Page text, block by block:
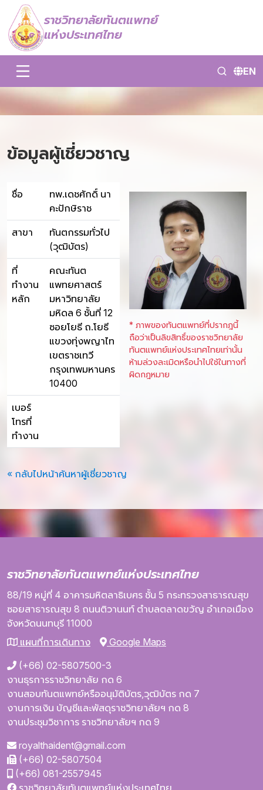
ราชวิทยาลัยทันตแพทย์
แห่งประเทศไทย
EN
ข้อมูลผู้เชี่ยวชาญ
ชื่อ
ทพ.เดชศักดิ์ นา
คะปักษิราช
สาขา
ทันตกรรมทั่วไป
(วุฒิบัตร)
ที่
ทำงาน
หลัก
คณะทันต
แพทยศาสตร์
มหาวิทยาลัย
มหิดล 6 ชั้นที่ 12
ซอยโยธี ถ.โยธี
แขวงทุ่งพญาไท
เขตราชเทวี
กรุงเทพมหานคร
10400
เบอร์
โทรที่
ทำงาน
* ภาพของทันตแพทย์ที่ปรากฎนี้
ถือว่าเป็นลิขสิทธิ์ของราชวิทยาลัย
ทันตแพทย์แห่งประเทศไทยเท่านั้น
ห้ามล่วงละเมิดหรือนำไปใช้ในทางที่
ผิดกฎหมาย
« กลับไปหน้าค้นหาผู้เชี่ยวชาญ
ราชวิทยาลัยทันตแพทย์แห่งประเทศไทย
88/19 หมู่ที่ 4 อาคารมหิตลาธิเบศร ชั้น 5 กระทรวงสาธารณสุข
ซอยสาธารณสุข 8 ถนนติวานนท์ ตำบลตลาดขวัญ อำเภอเมือง
จังหวัดนนทบุรี 11000
แผนที่การเดินทาง
Google Maps
(+66) 02-5807500-3
งานธุรการราชวิทยาลัย กด 6
งานสอบทันตแพทย์หรืออนุมัติบัตร,วุฒิบัตร กด 7
งานการเงิน บัญชีและพัสดุราชวิทยาลัยฯ กด 8
งานประชุมวิชาการ ราชวิทยาลัยฯ กด 9
royalthaident@gmail.com
(+66) 02-5807504
(+66) 081-2557945
ราชวิทยาลัยทันตแพทย์แห่งประเทศไทย